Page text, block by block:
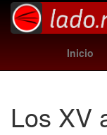
Inicio
Modest Mouse
Los XV